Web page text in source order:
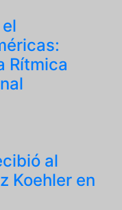
Rítmica
al
Koehler en